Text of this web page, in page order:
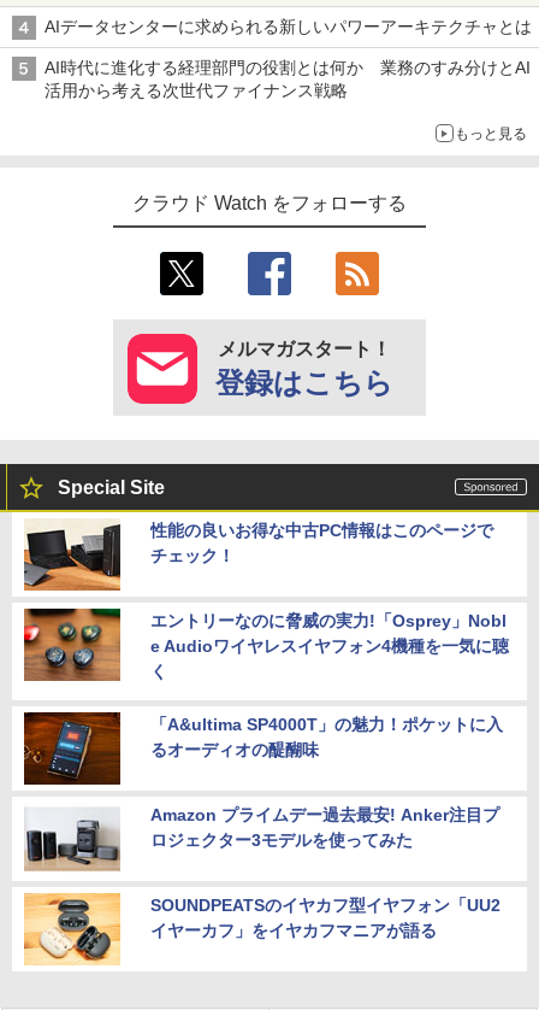
AIデータセンターに求められる新しいパワーアーキテクチャとは
AI時代に進化する経理部門の役割とは何か 業務のすみ分けとAI
活用から考える次世代ファイナンス戦略
もっと見る
クラウド Watch をフォローする
メルマガスタート！
登録はこちら
Special Site
性能の良いお得な中古PC情報はこのページで
チェック！
エントリーなのに脅威の実力!「Osprey」Nobl
e Audioワイヤレスイヤフォン4機種を一気に聴
く
「A&ultima SP4000T」の魅力！ポケットに入
るオーディオの醍醐味
Amazon プライムデー過去最安! Anker注目プ
ロジェクター3モデルを使ってみた
SOUNDPEATSのイヤカフ型イヤフォン「UU2
イヤーカフ」をイヤカフマニアが語る